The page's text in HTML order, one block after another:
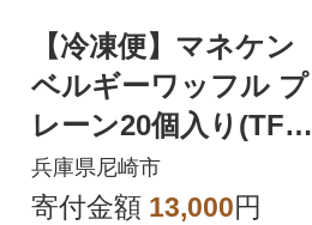
【冷凍便】マネケン
ベルギーワッフル プ
レーン20個入り(TFRB
-P20)
兵庫県尼崎市
寄付金額 13,000円